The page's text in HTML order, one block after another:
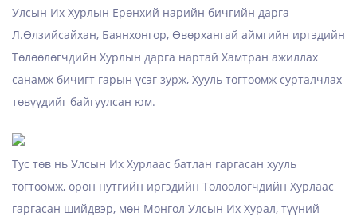
Улсын Их Хурлын Ерөнхий нарийн бичгийн дарга
Л.Өлзийсайхан, Баянхонгор, Өвөрхангай аймгийн иргэдийн
Төлөөлөгчдийн Хурлын дарга нартай Хамтран ажиллах
санамж бичигт гарын үсэг зурж, Хууль тогтоомж сурталчлах
төвүүдийг байгуулсан юм.
Тус төв нь Улсын Их Хурлаас батлан гаргасан хууль
тогтоомж, орон нутгийн иргэдийн Төлөөлөгчдийн Хурлаас
гаргасан шийдвэр, мөн Монгол Улсын Их Хурал, түүний